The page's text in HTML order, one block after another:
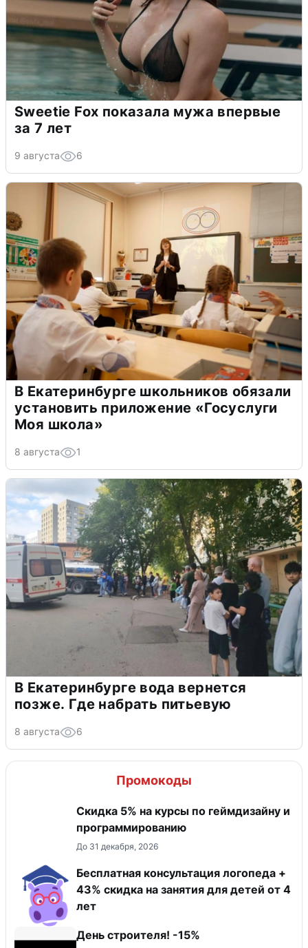
Sweetie Fox показала мужа впервые
за 7 лет
9 августа 6
В Екатеринбурге школьников обязали
установить приложение «Госуслуги
Моя школа»
8 августа 1
В Екатеринбурге вода вернется
позже. Где набрать питьевую
8 августа 6
Промокоды
Скидка 5% на курсы по геймдизайну и
программированию
До 31 декабря, 2026
Бесплатная консультация логопеда +
43% скидка на занятия для детей от 4
лет
День строителя! -15%